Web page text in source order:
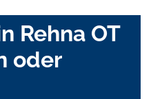
Rehna OT
oder